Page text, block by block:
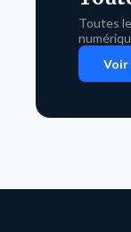
Toutes
Voir